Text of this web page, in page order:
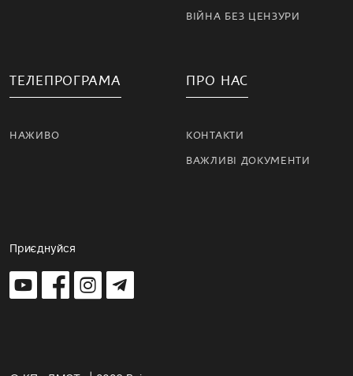
ВІЙНА БЕЗ ЦЕНЗУРИ
ТЕЛЕПРОГРАМА
НАЖИВО
ПРО НАС
КОНТАКТИ
ВАЖЛИВІ ДОКУМЕНТИ
Приєднуйся